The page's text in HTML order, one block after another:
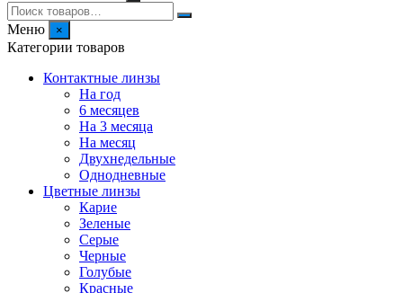
Меню ×
Категории товаров
Контактные линзы
На год
6 месяцев
На 3 месяца
На месяц
Двухнедельные
Однодневные
Цветные линзы
Карие
Зеленые
Серые
Черные
Голубые
Красные